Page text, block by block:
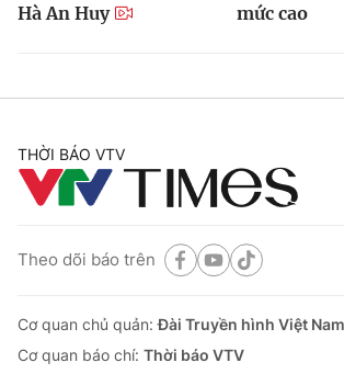
Hà An Huy
mức cao
THỜI BÁO VTV
Theo dõi báo trên
Cơ quan chủ quản:Đài Truyền hình Việt Nam
Cơ quan báo chí: Thời báo VTV